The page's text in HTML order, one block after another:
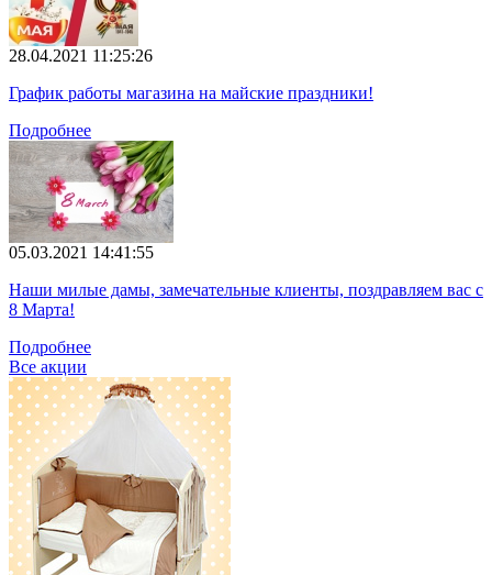
28.04.2021 11:25:26
График работы магазина на майские праздники!
Подробнее
05.03.2021 14:41:55
Наши милые дамы, замечательные клиенты, поздравляем вас с
8 Марта!
Подробнее
Все акции